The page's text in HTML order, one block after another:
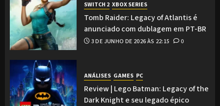
SWITCH 2 XBOX SERIES
Tomb Raider: Legacy of Atlantis é
anunciado com dublagem em PT-BR
3 DE JUNHO DE 2026 ÀS 22:15 0
ANÁLISES GAMES PC
Review | Lego Batman: Legacy of the
Dark Knight e seu legado épico